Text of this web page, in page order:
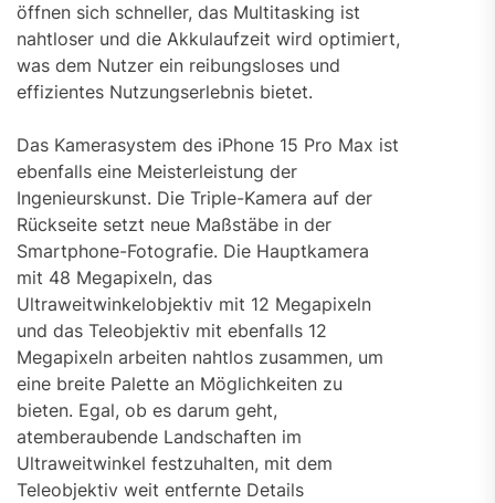
öffnen sich schneller, das Multitasking ist
nahtloser und die Akkulaufzeit wird optimiert,
was dem Nutzer ein reibungsloses und
effizientes Nutzungserlebnis bietet.
Das Kamerasystem des iPhone 15 Pro Max ist
ebenfalls eine Meisterleistung der
Ingenieurskunst. Die Triple-Kamera auf der
Rückseite setzt neue Maßstäbe in der
Smartphone-Fotografie. Die Hauptkamera
mit 48 Megapixeln, das
Ultraweitwinkelobjektiv mit 12 Megapixeln
und das Teleobjektiv mit ebenfalls 12
Megapixeln arbeiten nahtlos zusammen, um
eine breite Palette an Möglichkeiten zu
bieten. Egal, ob es darum geht,
atemberaubende Landschaften im
Ultraweitwinkel festzuhalten, mit dem
Teleobjektiv weit entfernte Details